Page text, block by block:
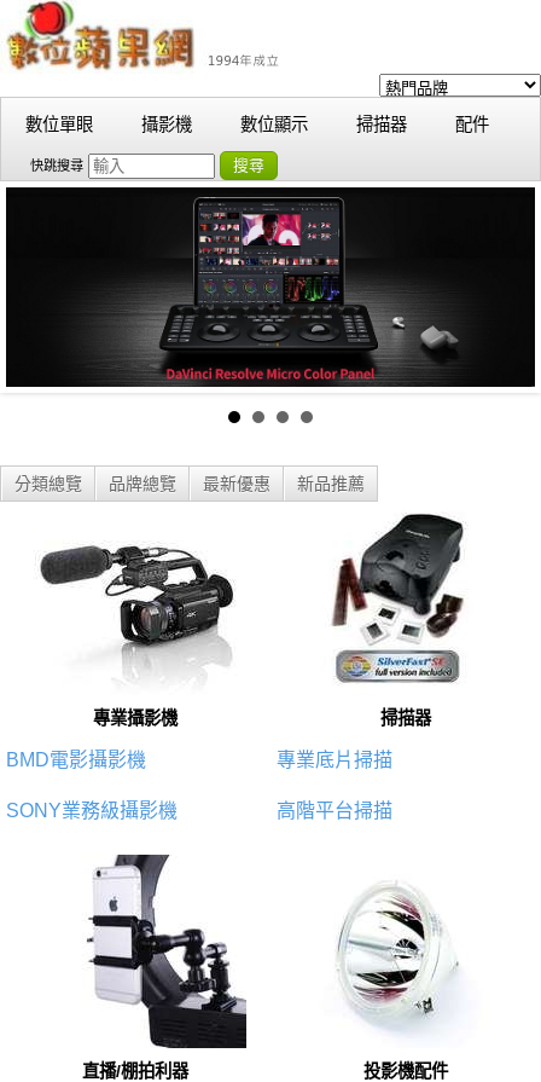
數位單眼 攝影機 數位顯示 掃描器 配件
快跳搜尋 搜尋
分類總覽 品牌總覽 最新優惠 新品推薦
專業攝影機
BMD電影攝影機
SONY業務級攝影機
掃描器
專業底片掃描
高階平台掃描
直播/棚拍利器 投影機配件